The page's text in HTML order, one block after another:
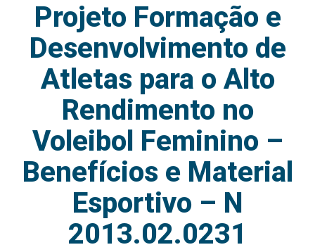
Projeto Formação e
Desenvolvimento de
Atletas para o Alto
Rendimento no
Voleibol Feminino –
Benefícios e Material
Esportivo – N
2013.02.0231